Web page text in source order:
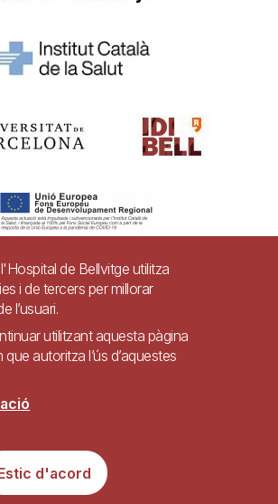
Contacte
Avís legal Ajuda
conformitat amb el Reial Decret 1112/2018, de 7 de
dels llocs web i aplicacions per a dispositius
mòbils del sector públic.
de Bellvitge utilitza
i de tercers per millorar
l’usuari.
utilitzant aquesta pàgina
autoritza l’ús d’aquestes
d'acord